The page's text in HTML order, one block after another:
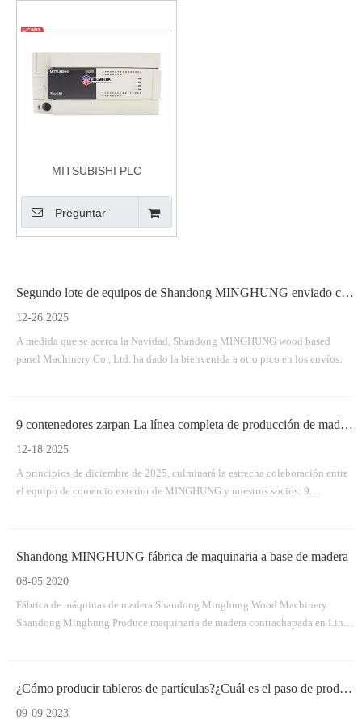
MITSUBISHI PLC
Preguntar
Segundo lote de equipos de Shandong MINGHUNG enviado con éxito
12-26 2025
A medida que se acerca la Navidad, Shandong MINGHUNG wood based
panel Machinery Co., Ltd. ha dado la bienvenida a otro pico en los envíos.
9 contenedores zarpan La línea completa de producción de madera contrachapada de MINGHUNG parte con éxito
12-18 2025
A principios de diciembre de 2025, culminará la estrecha colaboración entre
el equipo de comercio exterior de MINGHUNG y nuestros socios: 9
Shandong MINGHUNG fábrica de maquinaria a base de madera
08-05 2020
Fábrica de máquinas de madera Shandong Minghung Wood Machinery
Shandong Minghung Produce maquinaria de madera contrachapada en Linyi
pelado de veneno, madera vywood vly vywwood Vwood vywood
¿Cómo producir tableros de partículas?¿Cuál es el paso de producción?
09-09 2023